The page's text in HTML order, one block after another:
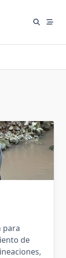
para
de